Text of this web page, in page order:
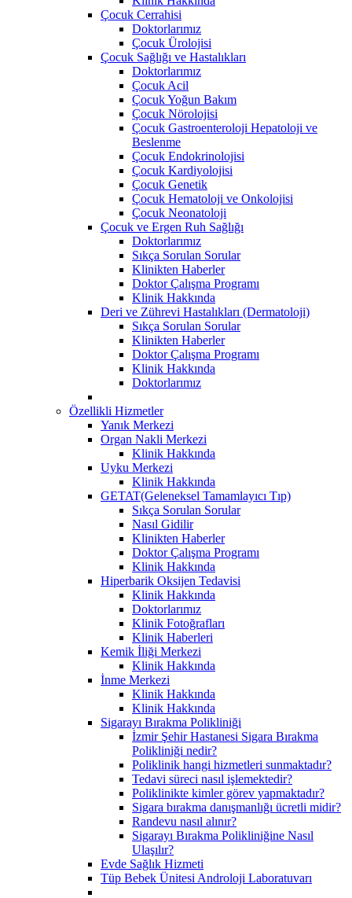
Çocuk Cerrahisi
Doktorlarımız
Çocuk Ürolojisi
Çocuk Sağlığı ve Hastalıkları
Doktorlarımız
Çocuk Acil
Çocuk Yoğun Bakım
Çocuk Nörolojisi
Çocuk Gastroenteroloji Hepatoloji ve
Beslenme
Çocuk Endokrinolojisi
Çocuk Kardiyolojisi
Çocuk Genetik
Çocuk Hematoloji ve Onkolojisi
Çocuk Neonatoloji
Çocuk ve Ergen Ruh Sağlığı
Doktorlarımız
Sıkça Sorulan Sorular
Klinikten Haberler
Doktor Çalışma Programı
Klinik Hakkında
Deri ve Zührevi Hastalıkları (Dermatoloji)
Sıkça Sorulan Sorular
Klinikten Haberler
Doktor Çalışma Programı
Klinik Hakkında
Doktorlarımız
Özellikli Hizmetler
Yanık Merkezi
Organ Nakli Merkezi
Klinik Hakkında
Uyku Merkezi
Klinik Hakkında
GETAT(Geleneksel Tamamlayıcı Tıp)
Sıkça Sorulan Sorular
Nasıl Gidilir
Klinikten Haberler
Doktor Çalışma Programı
Klinik Hakkında
Hiperbarik Oksijen Tedavisi
Klinik Hakkında
Doktorlarımız
Klinik Fotoğrafları
Klinik Haberleri
Kemik İliği Merkezi
Klinik Hakkında
İnme Merkezi
Klinik Hakkında
Klinik Hakkında
Sigarayı Bırakma Polikliniği
İzmir Şehir Hastanesi Sigara Bırakma
Polikliniği nedir?
Poliklinik hangi hizmetleri sunmaktadır?
Tedavi süreci nasıl işlemektedir?
Poliklinikte kimler görev yapmaktadır?
Sigara bırakma danışmanlığı ücretli midir?
Randevu nasıl alınır?
Sigarayı Bırakma Polikliniğine Nasıl
Ulaşılır?
Evde Sağlık Hizmeti
Tüp Bebek Ünitesi Androloji Laboratuvarı